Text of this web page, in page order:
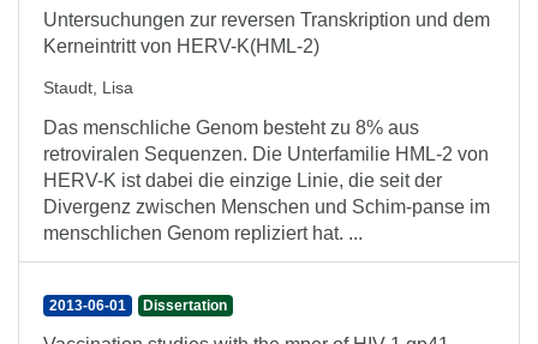
Untersuchungen zur reversen Transkription und dem
Kerneintritt von HERV-K(HML-2)
Staudt, Lisa
Das menschliche Genom besteht zu 8% aus
retroviralen Sequenzen. Die Unterfamilie HML-2 von
HERV-K ist dabei die einzige Linie, die seit der
Divergenz zwischen Menschen und Schim-panse im
menschlichen Genom repliziert hat. ...
2013-06-01 Dissertation